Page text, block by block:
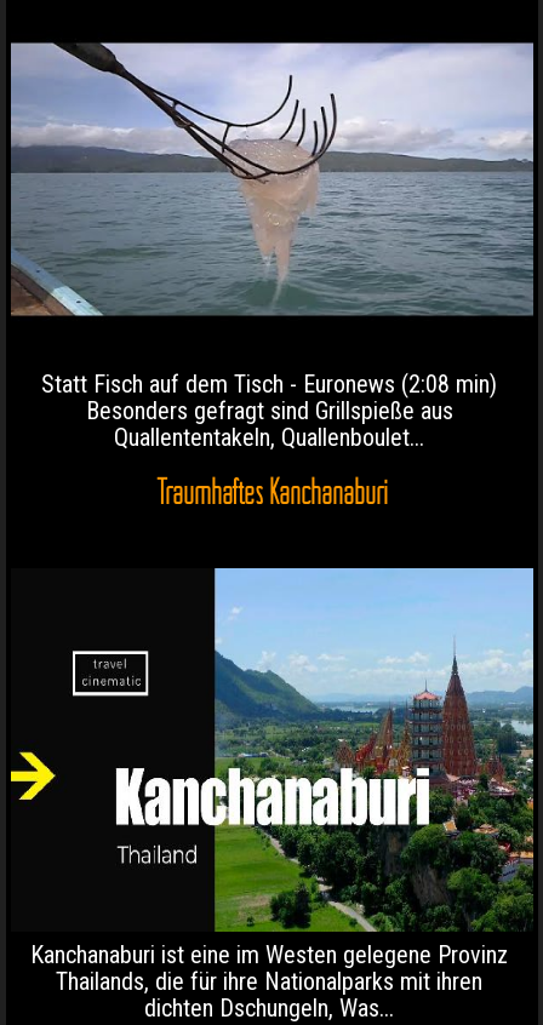
Statt Fisch auf dem Tisch - Euronews (2:08 min)
Besonders gefragt sind Grillspieße aus
Quallententakeln, Quallenboulet...
Traumhaftes Kanchanaburi
Kanchanaburi ist eine im Westen gelegene Provinz
Thailands, die für ihre Nationalparks mit ihren
dichten Dschungeln, Was...